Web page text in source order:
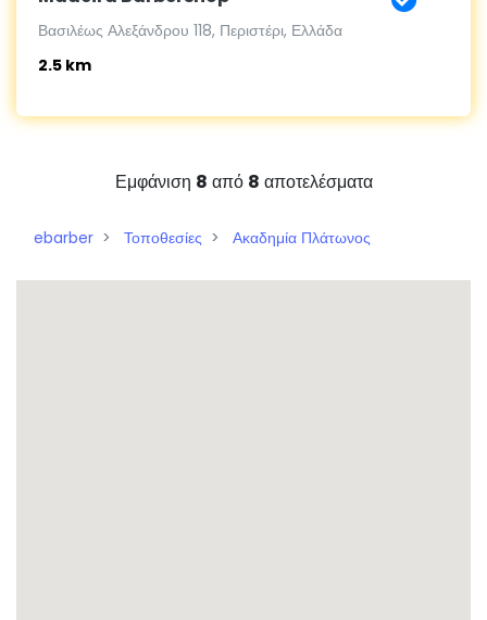
Βασιλέως Αλεξάνδρου 118, Περιστέρι, Ελλάδα
2.5 km
Εμφάνιση 8 από 8 αποτελέσματα
ebarber Τοποθεσίες Ακαδημία Πλάτωνος